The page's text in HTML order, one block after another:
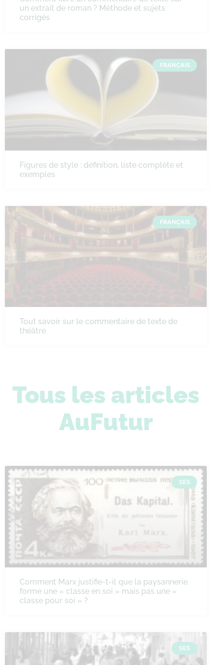
un extrait de roman ? Méthode et sujets
corrigés
FRANÇAIS
Figures de style : définition, liste complète et
exemples
FRANÇAIS
Tout savoir sur le commentaire de texte de
théâtre
Tous les articles
AuFutur
SES
Comment Marx justifie-t-il que la paysannerie
forme une « classe en soi » mais pas une «
classe pour soi » ?
SES